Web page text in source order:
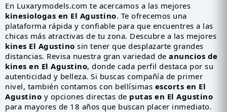
En Luxarymodels.com te acercamos a las mejores
kinesiologas en El Agustino. Te ofrecemos una
plataforma rápida y confiable para que encuentres a las
chicas más atractivas de tu zona. Descubre a las mejores
kines El Agustino sin tener que desplazarte grandes
distancias. Revisa nuestra gran variedad de anuncios de
kines en El Agustino, donde cada perfil destaca por su
autenticidad y belleza. Si buscas compañía de primer
nivel, también contamos con bellísimas escorts en El
Agustino y opciones directas de putas en El Agustino
para mayores de 18 años que buscan placer inmediato.